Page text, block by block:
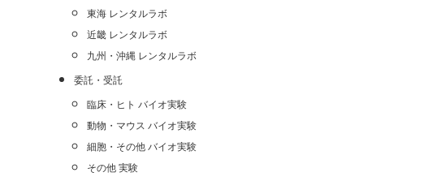
東海 レンタルラボ
近畿 レンタルラボ
九州・沖縄 レンタルラボ
委託・受託
臨床・ヒト バイオ実験
動物・マウス バイオ実験
細胞・その他 バイオ実験
その他 実験